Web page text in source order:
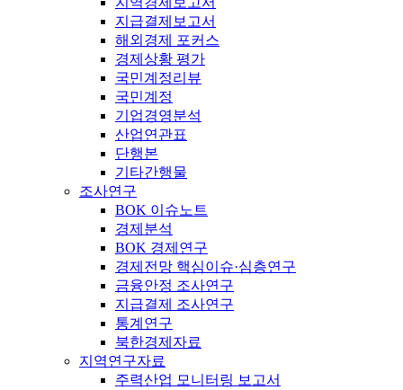
지급결제보고서
해외경제 포커스
경제상황 평가
국민계정리뷰
국민계정
기업경영분석
산업연관표
단행본
기타간행물
조사연구
BOK 이슈노트
경제분석
BOK 경제연구
경제전망 핵심이슈·심층연구
금융안정 조사연구
지급결제 조사연구
통계연구
북한경제자료
지역연구자료
주력산업 모니터링 보고서